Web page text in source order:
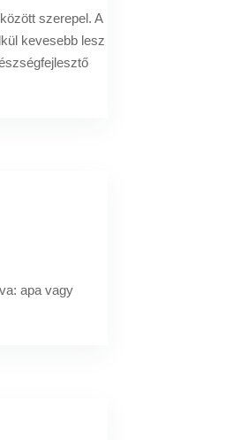
szerepel. A
kevesebb lesz
apa vagy